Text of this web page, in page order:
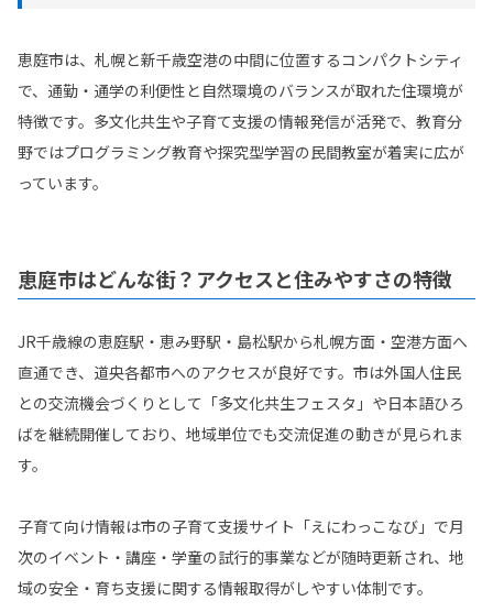
恵庭市は、札幌と新千歳空港の中間に位置するコンパクトシティ
で、通勤・通学の利便性と自然環境のバランスが取れた住環境が
特徴です。多文化共生や子育て支援の情報発信が活発で、教育分
野ではプログラミング教育や探究型学習の民間教室が着実に広が
っています。
恵庭市はどんな街？アクセスと住みやすさの特徴
JR千歳線の恵庭駅・恵み野駅・島松駅から札幌方面・空港方面へ
直通でき、道央各都市へのアクセスが良好です。市は外国人住民
との交流機会づくりとして「多文化共生フェスタ」や日本語ひろ
ばを継続開催しており、地域単位でも交流促進の動きが見られま
す。
子育て向け情報は市の子育て支援サイト「えにわっこなび」で月
次のイベント・講座・学童の試行的事業などが随時更新され、地
域の安全・育ち支援に関する情報取得がしやすい体制です。